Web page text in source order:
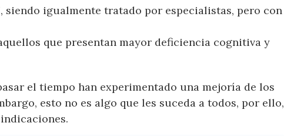
siendo igualmente tratado por especialistas, pero con
que presentan mayor deficiencia cognitiva y
el tiempo han experimentado una mejoría de los
esto no es algo que les suceda a todos, por ello,